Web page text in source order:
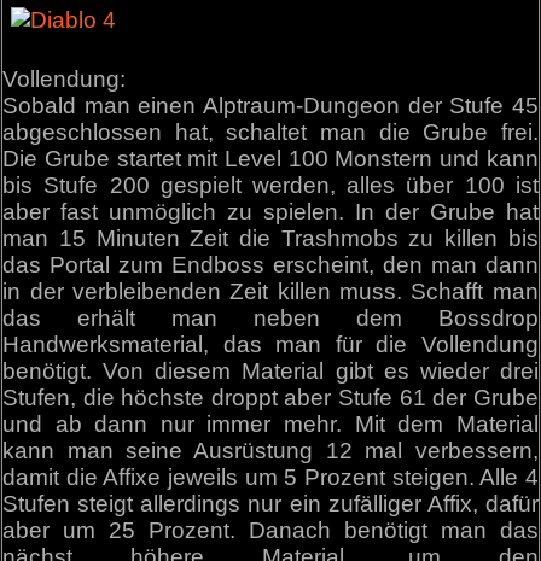
Vollendung:
Sobald man einen Alptraum-Dungeon der Stufe 45
abgeschlossen hat, schaltet man die Grube frei.
Die Grube startet mit Level 100 Monstern und kann
bis Stufe 200 gespielt werden, alles über 100 ist
aber fast unmöglich zu spielen. In der Grube hat
man 15 Minuten Zeit die Trashmobs zu killen bis
das Portal zum Endboss erscheint, den man dann
in der verbleibenden Zeit killen muss. Schafft man
das erhält man neben dem Bossdrop
Handwerksmaterial, das man für die Vollendung
benötigt. Von diesem Material gibt es wieder drei
Stufen, die höchste droppt aber Stufe 61 der Grube
und ab dann nur immer mehr. Mit dem Material
kann man seine Ausrüstung 12 mal verbessern,
damit die Affixe jeweils um 5 Prozent steigen. Alle 4
Stufen steigt allerdings nur ein zufälliger Affix, dafür
aber um 25 Prozent. Danach benötigt man das